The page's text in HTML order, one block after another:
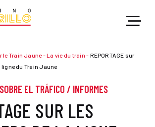
le Train Jaune-La vie du train - REPORTAGE sur
du Train Jaune
EL TRÁFICO / INFORMES
SUR LES